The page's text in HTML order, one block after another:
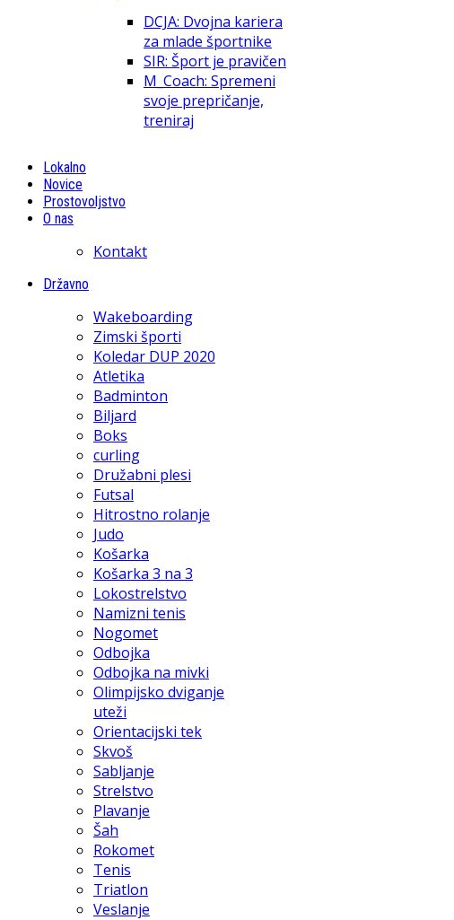
DCJA: Dvojna kariera
za mlade športnike
SIR: Šport je pravičen
M_Coach: Spremeni
svoje prepričanje,
treniraj
Lokalno
Novice
Prostovoljstvo
O nas
Kontakt
Državno
Wakeboarding
Zimski športi
Koledar DUP 2020
Atletika
Badminton
Biljard
Boks
curling
Družabni plesi
Futsal
Hitrostno rolanje
Judo
Košarka
Košarka 3 na 3
Lokostrelstvo
Namizni tenis
Nogomet
Odbojka
Odbojka na mivki
Olimpijsko dviganje
uteži
Orientacijski tek
Skvoš
Sabljanje
Strelstvo
Plavanje
Šah
Rokomet
Tenis
Triatlon
Veslanje